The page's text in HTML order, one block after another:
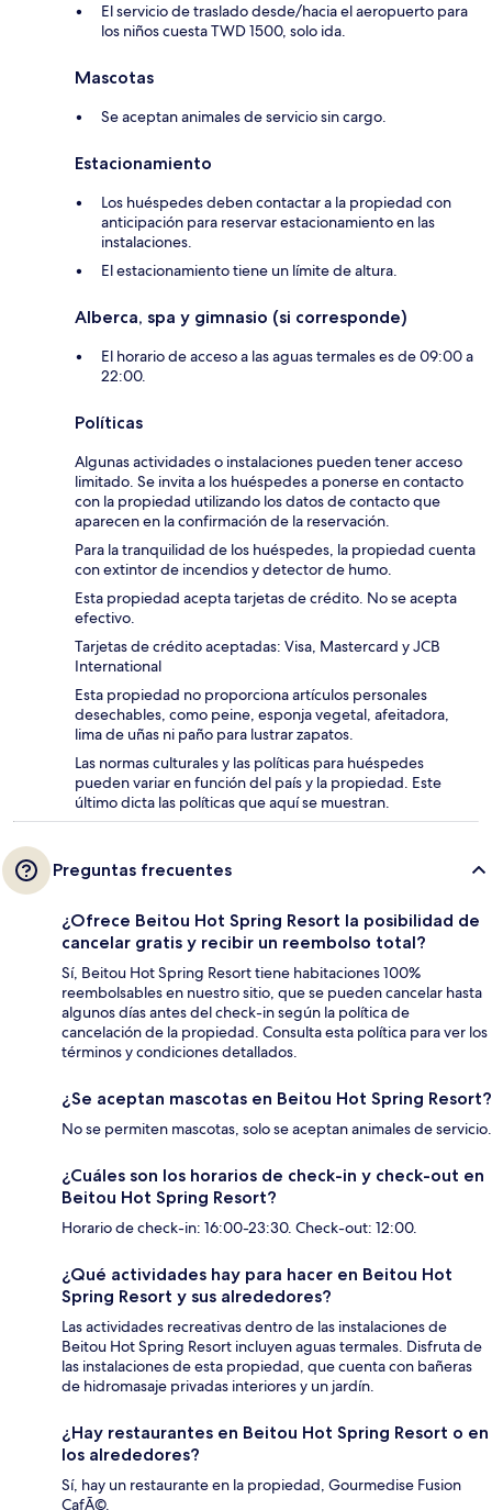
El servicio de traslado desde/hacia el aeropuerto para
los niños cuesta TWD 1500, solo ida.
Mascotas
Se aceptan animales de servicio sin cargo.
Estacionamiento
Los huéspedes deben contactar a la propiedad con
anticipación para reservar estacionamiento en las
instalaciones.
El estacionamiento tiene un límite de altura.
Alberca, spa y gimnasio (si corresponde)
El horario de acceso a las aguas termales es de 09:00 a
22:00.
Políticas
Algunas actividades o instalaciones pueden tener acceso
limitado. Se invita a los huéspedes a ponerse en contacto
con la propiedad utilizando los datos de contacto que
aparecen en la confirmación de la reservación.
Para la tranquilidad de los huéspedes, la propiedad cuenta
con extintor de incendios y detector de humo.
Esta propiedad acepta tarjetas de crédito. No se acepta
efectivo.
Tarjetas de crédito aceptadas: Visa, Mastercard y JCB
International
Esta propiedad no proporciona artículos personales
desechables, como peine, esponja vegetal, afeitadora,
lima de uñas ni paño para lustrar zapatos.
Las normas culturales y las políticas para huéspedes
pueden variar en función del país y la propiedad. Este
último dicta las políticas que aquí se muestran.
Preguntas frecuentes
¿Ofrece Beitou Hot Spring Resort la posibilidad de
cancelar gratis y recibir un reembolso total?
Sí, Beitou Hot Spring Resort tiene habitaciones 100%
reembolsables en nuestro sitio, que se pueden cancelar hasta
algunos días antes del check-in según la política de
cancelación de la propiedad. Consulta esta política para ver los
términos y condiciones detallados.
¿Se aceptan mascotas en Beitou Hot Spring Resort?
No se permiten mascotas, solo se aceptan animales de servicio.
¿Cuáles son los horarios de check-in y check-out en
Beitou Hot Spring Resort?
Horario de check-in: 16:00-23:30. Check-out: 12:00.
¿Qué actividades hay para hacer en Beitou Hot
Spring Resort y sus alrededores?
Las actividades recreativas dentro de las instalaciones de
Beitou Hot Spring Resort incluyen aguas termales. Disfruta de
las instalaciones de esta propiedad, que cuenta con bañeras
de hidromasaje privadas interiores y un jardín.
¿Hay restaurantes en Beitou Hot Spring Resort o en
los alrededores?
Sí, hay un restaurante en la propiedad, Gourmedise Fusion
CafÃ©.